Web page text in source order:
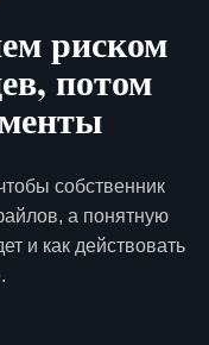
риском
потом
собственник
а понятную
и как действовать